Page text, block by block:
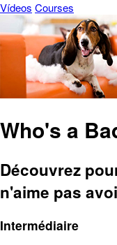
Vídeos Courses
Who's a
Découvrez
n'aime pas
Intermédiaire